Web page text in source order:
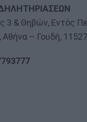
3 & Θηβών, Εντός
Αθήνα – Γουδή, 11527